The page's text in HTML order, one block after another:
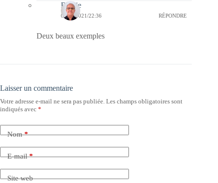
Bernie
08/07/2021/22:36 RÉPONDRE
Deux beaux exemples
Laisser un commentaire
Votre adresse e-mail ne sera pas publiée. Les champs obligatoires sont
indiqués avec *
Nom*
E-mail*
Site web